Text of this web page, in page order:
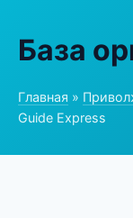
База
Главная »
Guide Express